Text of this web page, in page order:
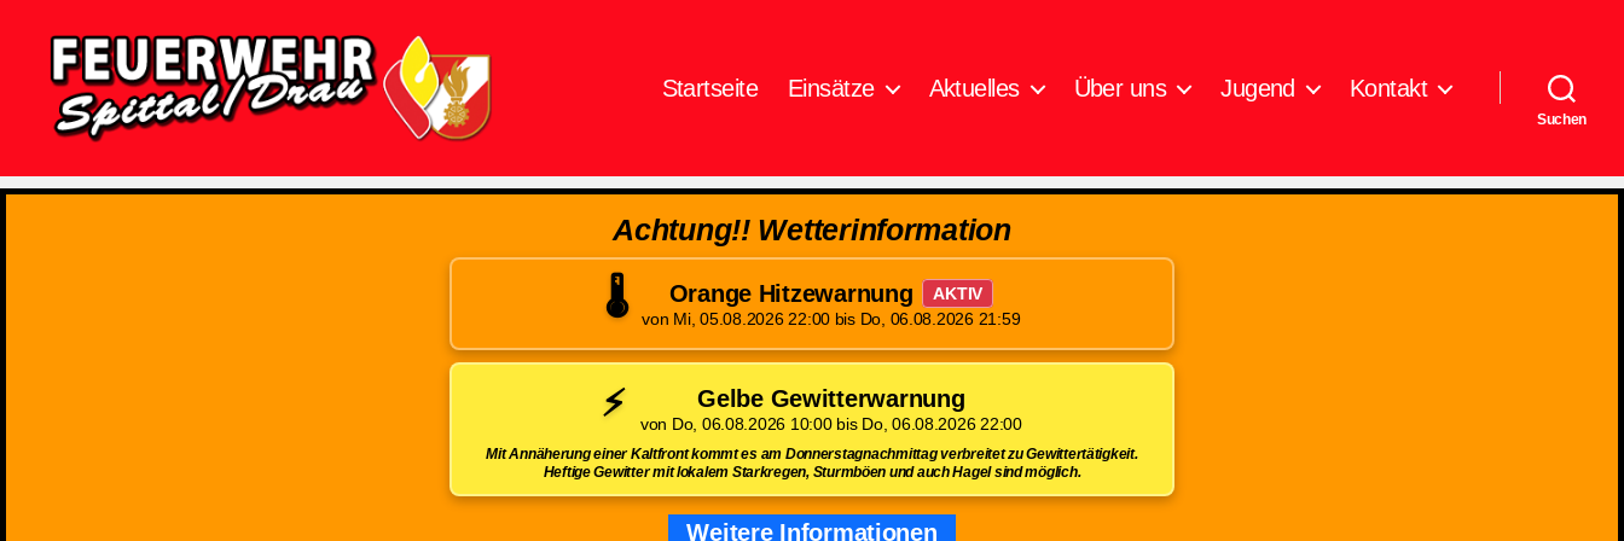
Spittal/Drau
Startseite Einsätze Aktuelles Über uns Jugend Kontakt
Suchen
Achtung!! Wetterinformation
🌡️ Orange Hitzewarnung
AKTIV
von Mi, 05.08.2026 22:00 bis Do, 06.08.2026 21:59
⚡ Gelbe Gewitterwarnung
von Do, 06.08.2026 10:00 bis Do, 06.08.2026 22:00
Mit Annäherung einer Kaltfront kommt es am Donnerstagnachmittag verbreitet zu Gewittertätigkeit.
Heftige Gewitter mit lokalem Starkregen, Sturmböen und auch Hagel sind möglich.
Weitere Informationen